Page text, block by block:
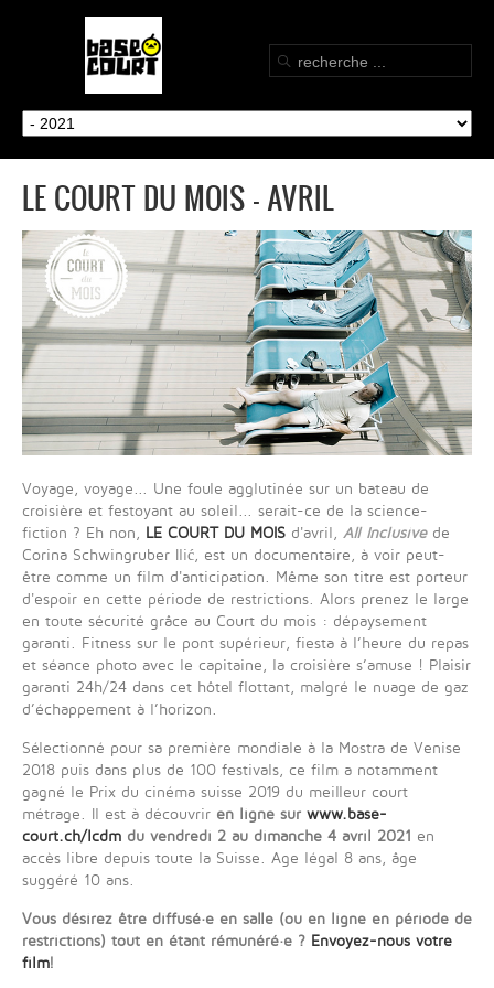
LE COURT DU MOIS - AVRIL
Voyage, voyage... Une foule agglutinée sur un bateau de
croisière et festoyant au soleil... serait-ce de la science-
fiction ? Eh non, LE COURT DU MOIS d'avril, All Inclusivede
Corina Schwingruber Ilić, est un documentaire, à voir peut-
être comme un film d'anticipation. Même son titre est porteur
d'espoir en cette période de restrictions. Alors prenez le large
en toute sécurité grâce au Court du mois : dépaysement
garanti. Fitness sur le pont supérieur, fiesta à l’heure du repas
et séance photo avec le capitaine, la croisière s’amuse ! Plaisir
garanti 24h/24 dans cet hôtel flottant, malgré le nuage de gaz
d’échappement à l’horizon.
Sélectionné pour sa première mondiale à la Mostra de Venise
2018 puis dans plus de 100 festivals, ce film a notamment
gagné le Prix du cinéma suisse 2019 du meilleur court
métrage. Il est à découvrir en ligne sur www.base-
court.ch/lcdm du vendredi 2 au dimanche 4 avril 2021 en
accès libre depuis toute la Suisse. Age légal 8 ans, âge
suggéré 10 ans.
Vous désirez être diffusé·e en salle (ou en ligne en période de
restrictions) tout en étant rémunéré·e ? Envoyez-nous votre
film!